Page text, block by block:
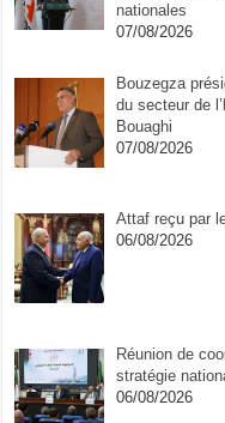
nationales
07/08/2026
Bouzegza
du secteur de
Bouaghi
07/08/2026
Attaf reçu par
06/08/2026
Réunion de
stratégie
06/08/2026